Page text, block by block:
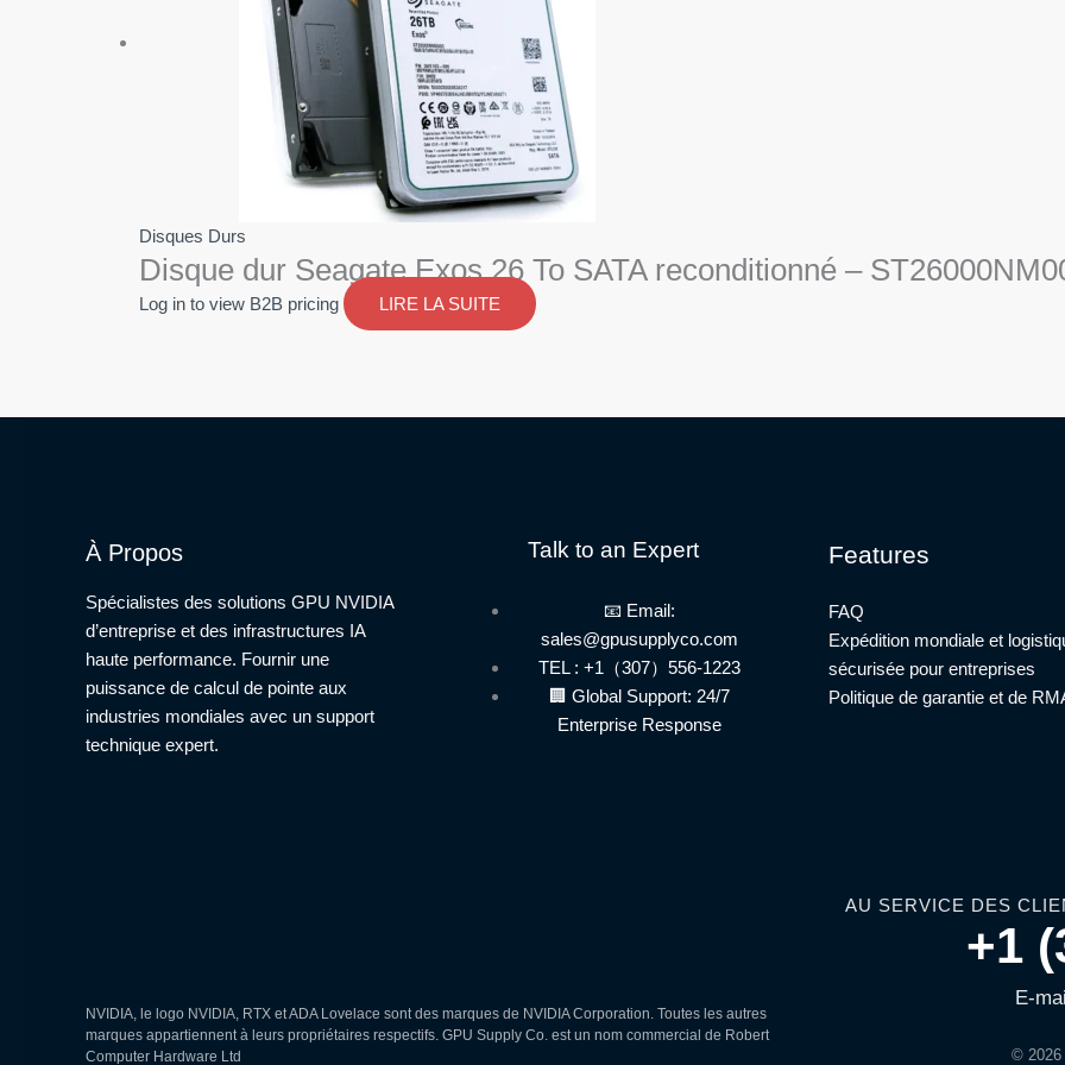
Disques Durs
Disque dur Seagate Exos 26 To SATA reconditionné –
Log in to view B2B pricing LIRE LA SUITE
À Propos
Spécialistes des solutions GPU NVIDIA
d’entreprise et des infrastructures IA
haute performance. Fournir une
puissance de calcul de pointe aux
industries mondiales avec un support
technique expert.
Talk to an Expert
📧 Email:
sales@gpusupplyco.com
TEL : +1（307）556-1223
🏢 Global Support: 24/7
Enterprise Response
Features
FAQ
Expédition mondiale et
sécurisée pour entreprises
Politique de garantie et de
NVIDIA, le logo NVIDIA, RTX et ADA Lovelace sont des marques de NVIDIA Corporation. Toutes les autres
marques appartiennent à leurs propriétaires respectifs. GPU Supply Co. est un nom commercial de Robert
Computer Hardware Ltd
AU SERVICE DES
+1
E-
© 2026